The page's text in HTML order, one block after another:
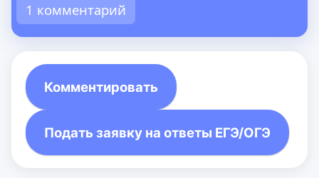
1 комментарий
Комментировать
Подать заявку на ответы ЕГЭ/ОГЭ